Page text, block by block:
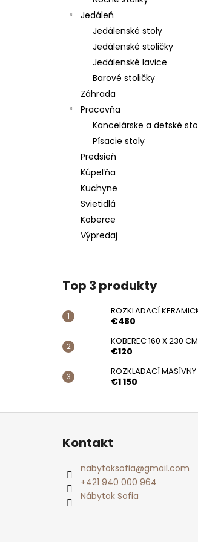
Jedáleň
Jedálenské stoly
Jedálenské stoličky
Jedálenské lavice
Barové stoličky
Záhrada
Pracovňa
Kancelárske a detské
Písacie stoly
Predsieň
Kúpeľňa
Kuchyne
Svietidlá
Koberce
Výpredaj
Top 3 produkty
ROZKLADACÍ
€480
KOBEREC 160 X 230 CM
€120
ROZKLADACÍ MASÍVNY
€1 150
€480
Pôvodne:€769
Z
Kontakt
nabytoksofia@gmail.com
+421 940 000 964
Nábytok Sofia